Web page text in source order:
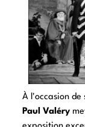
À l'occasion de
Paul Valéry